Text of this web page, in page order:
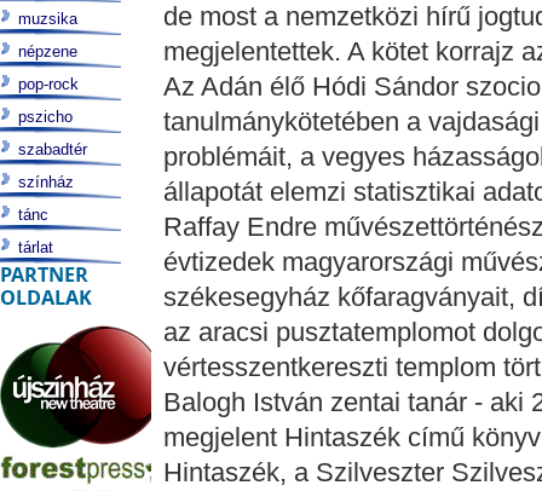
de most a nemzetközi hírű
megjelentettek. A kötet korrajz
Az Adán élő Hódi Sándor
tanulmánykötetében a
problémáit, a vegyes
állapotát elemzi statisztikai
Raffay Endre
évtizedek magyarországi
székesegyház kőfaragványait,
az aracsi pusztatemplomot
vértesszentkereszti templom
Balogh István zentai tanár - aki
megjelent Hintaszék című
Hintaszék, a Szilveszter
muzsika
népzene
pop-rock
pszicho
szabadtér
színház
tánc
tárlat
PARTNER
OLDALAK